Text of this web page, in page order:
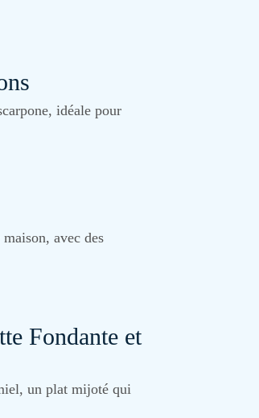
idéale pour
avec des
Fondante et
un plat mijoté qui